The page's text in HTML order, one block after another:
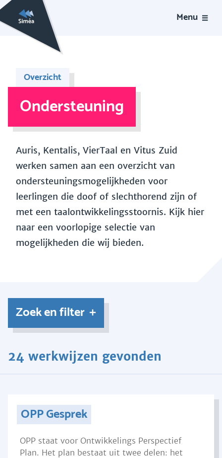
Menu
Overzicht
Ondersteuning
Auris, Kentalis, VierTaal en Vitus Zuid
werken samen aan een overzicht van
ondersteuningsmogelijkheden voor
leerlingen die doof of slechthorend zijn of
met een taalontwikkelingsstoornis. Kijk hier
naar een voorlopige selectie van
mogelijkheden die wij bieden.
Zoek en filter
24 werkwijzen gevonden
OPP Gesprek
OPP staat voor Ontwikkelings Perspectief
Plan. Het plan bestaat uit twee delen: het